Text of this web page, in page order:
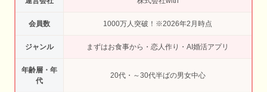
会員数 1000万人突破！※2026年2月時点
ジャンル まずはお食事から・恋人作り・AI婚活アプリ
年齢層・年
代
20代・～30代半ばの男女中心